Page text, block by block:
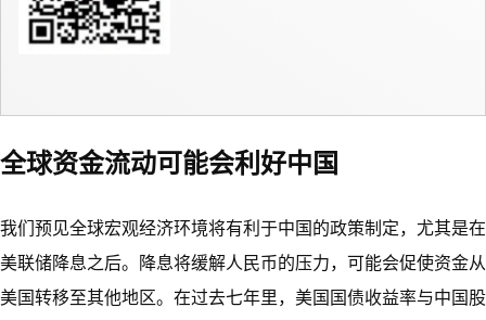
全球资金流动可能会利好中国
我们预见全球宏观经济环境将有利于中国的政策制定，尤其是在
美联储降息之后。降息将缓解人民币的压力，可能会促使资金从
美国转移至其他地区。在过去七年里，美国国债收益率与中国股